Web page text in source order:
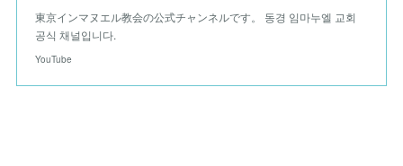
東京インマヌエル教会の公式チャンネルです。 동경 임마누엘 교회
공식 채널입니다.
YouTube